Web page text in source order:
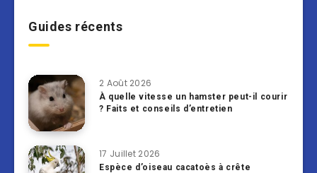
Guides récents
2 Août 2026
À quelle vitesse un hamster peut-il courir
? Faits et conseils d’entretien
17 Juillet 2026
Espèce d’oiseau cacatoès à crête